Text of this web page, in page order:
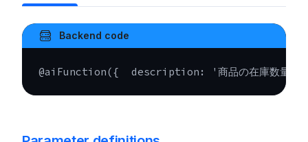
Backend code
@aiFunction({
  description
: '商品の在庫数量を